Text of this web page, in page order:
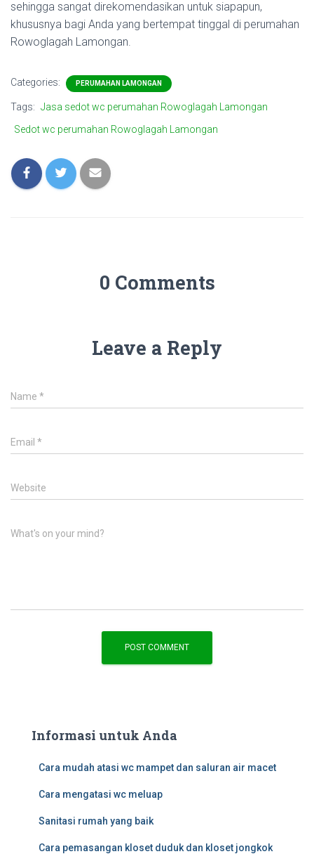
sehingga sangat direkomendasikan untuk siapapun,
khususnya bagi Anda yang bertempat tinggal di perumahan
Rowoglagah Lamongan.
Categories: PERUMAHAN LAMONGAN
Tags: Jasa sedot wc perumahan Rowoglagah Lamongan
Sedot wc perumahan Rowoglagah Lamongan
0 Comments
Leave a Reply
Name *
Email *
Website
What's on your mind?
Informasi untuk Anda
Cara mudah atasi wc mampet dan saluran air macet
Cara mengatasi wc meluap
Sanitasi rumah yang baik
Cara pemasangan kloset duduk dan kloset jongkok